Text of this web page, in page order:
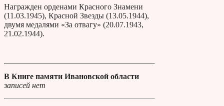
Награжден орденами Красного Знамени
(11.03.1945), Красной Звезды (13.05.1944),
двумя медалями «За отвагу» (20.07.1943,
21.02.1944).
В Книге памяти Ивановской области
записей нет